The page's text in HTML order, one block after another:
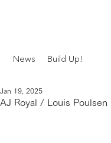
AJ Royal / Louis Poulsen
Jan 19, 2025
News Build Up!